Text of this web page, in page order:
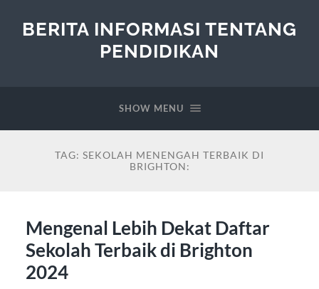
BERITA INFORMASI TENTANG
PENDIDIKAN
SHOW MENU
TAG: SEKOLAH MENENGAH TERBAIK DI
BRIGHTON:
Mengenal Lebih Dekat Daftar
Sekolah Terbaik di Brighton
2024